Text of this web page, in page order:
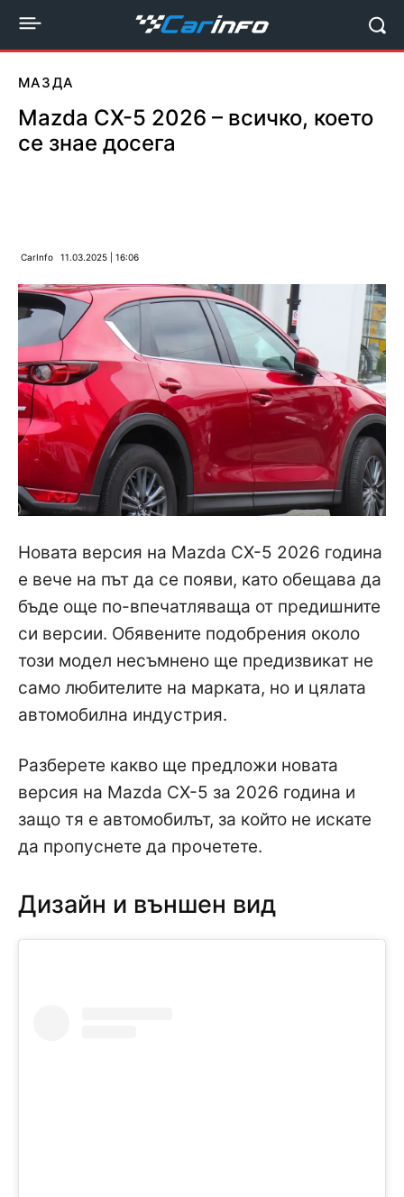
МАЗДА
Mazda CX-5 2026 – всичко, което
се знае досега
CarInfo 11.03.2025 | 16:06
Новата версия на Mazda CX-5 2026 година
е вече на път да се появи, като обещава да
бъде още по-впечатляваща от предишните
си версии. Обявените подобрения около
този модел несъмнено ще предизвикат не
само любителите на марката, но и цялата
автомобилна индустрия.
Разберете какво ще предложи новата
версия на Mazda CX-5 за 2026 година и
защо тя е автомобилът, за който не искате
да пропуснете да прочетете.
Дизайн и външен вид